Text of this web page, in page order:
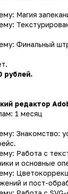
Магия
Финальный
рублей.
редактор
1 месяц
Знакомство:
Работа с
и основные
и пост-
+7-981-205-59-05
000 296 960, Название
Корреспондентский